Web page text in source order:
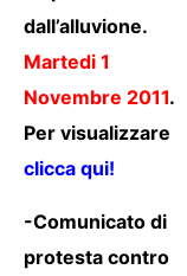
dall’alluvione.
Martedi 1
Novembre 2011.
Per visualizzare
clicca qui!
-Comunicato di
protesta contro